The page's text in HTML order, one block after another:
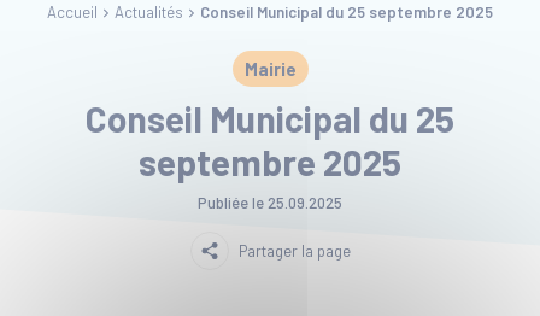
Accueil Actualités Conseil Municipal du 25 septembre 2025
Mairie
Conseil Municipal du 25
septembre 2025
Publiée le 25.09.2025
Partager la page